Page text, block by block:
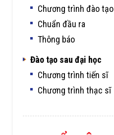
Chương trình đào tạo
Chuẩn đầu ra
Thông báo
Đào tạo sau đại học
Chương trình tiến sĩ
Chương trình thạc sĩ